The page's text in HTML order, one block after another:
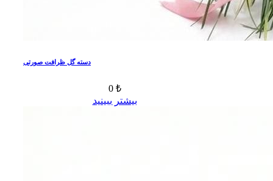
دسته گل ظرافت صورتی
0 ₺
بیشتر ببینید